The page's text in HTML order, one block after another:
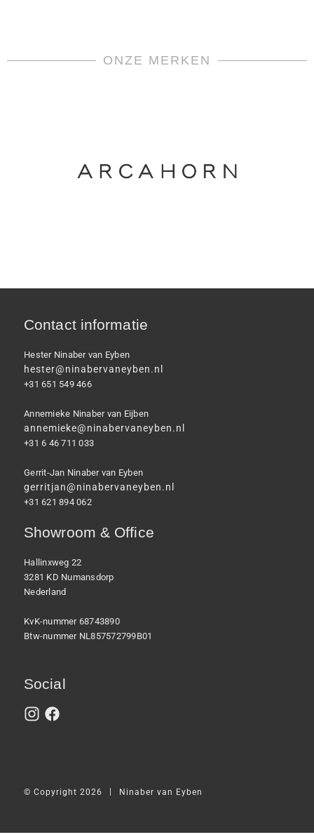
ONZE MERKEN
Contact informatie
Hester Ninaber van Eyben
hester@ninabervaneyben.nl
+31 651 549 466
Annemieke Ninaber van Eijben
annemieke@ninabervaneyben.nl
+31 6 46 711 033
Gerrit-Jan Ninaber van Eyben
gerritjan@ninabervaneyben.nl
+31 621 894 062
Showroom & Office
Hallinxweg 22
3281 KD Numansdorp
Nederland
KvK-nummer 68743890
Btw-nummer NL857572799B01
Social
© Copyright 2026 Ninaber van Eyben